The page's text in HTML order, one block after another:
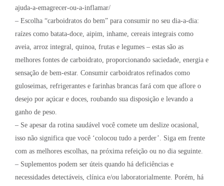
ajuda-a-emagrecer-ou-a-inflamar/
– Escolha “carboidratos do bem” para consumir no seu dia-a-dia:
raízes como batata-doce, aipim, inhame, cereais integrais como
aveia, arroz integral, quinoa, frutas e legumes – estas são as
melhores fontes de carboidrato, proporcionando saciedade, energia e
sensação de bem-estar. Consumir carboidratos refinados como
guloseimas, refrigerantes e farinhas brancas fará com que aflore o
desejo por açúcar e doces, roubando sua disposição e levando a
ganho de peso.
– Se apesar da rotina saudável você comete um deslize ocasional,
isso não significa que você ‘colocou tudo a perder’. Siga em frente
com as melhores escolhas, na próxima refeição ou no dia seguinte.
– Suplementos podem ser úteis quando há deficiências e
necessidades detectáveis, clínica e/ou laboratorialmente. Porém, há